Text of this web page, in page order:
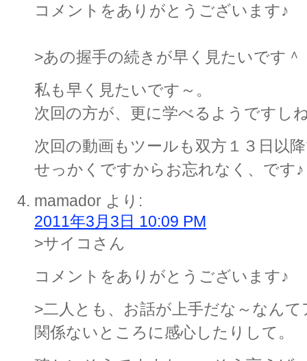
コメントをありがとうございます♪
>あの握手の続きが早く見たいです＾
私も早く見たいです～。
次回の方が、更に学べるようですし
次回の動画もツールも双方１３日以
せっかくですからお忘れなく、です♪
mamador より:
2011年3月3日 10:09 PM
>サイコさん
コメントをありがとうございます♪
>二人とも、お話が上手だな～なん
関係ないところに感心したりして。